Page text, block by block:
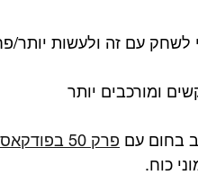
ומורכבים יותר⁣
בחום עם פרק 50 בפודקאסט שלי ״בכושר ובאושר״